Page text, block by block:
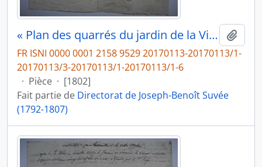
« Plan des quarrés du jardin de la Villa Medici »
FR ISNI 0000 0001 2158 9529 20170113-20170113/1-
20170113/3-20170113/1-20170113/1-6
· Pièce · [1802]
Fait partie de Directorat de Joseph-Benoît Suvée
(1792-1807)